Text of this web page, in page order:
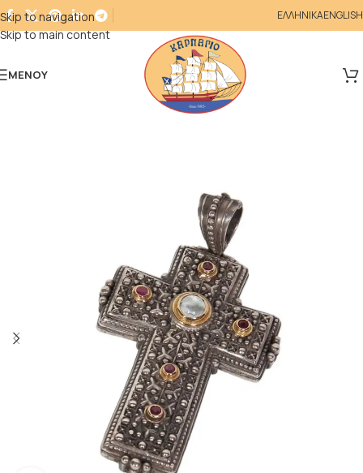
Skip to navigation
Skip to main content
ΕΛΛΗΝΙΚΑENGLISH
ΜΕΝΟΎ